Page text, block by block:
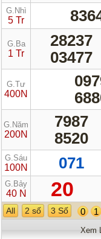
G.Nhì
5 Tr
G.Ba
1 Tr
28237
03477
G.Tư
400N
G.Năm
200N
7987
8520
G.Sáu
100N 071
G.Bảy
40 N 20
All 2 số 3 Số 0 1
Xem